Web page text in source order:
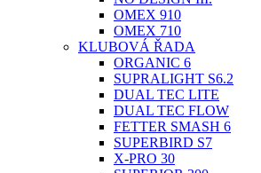
OMEX 910
OMEX 710
KLUBOVÁ ŘADA
ORGANIC 6
SUPRALIGHT S6.2
DUAL TEC LITE
DUAL TEC FLOW
FETTER SMASH 6
SUPERBIRD S7
X-PRO 30